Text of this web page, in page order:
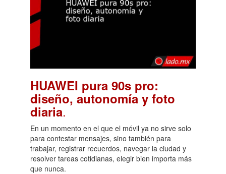
HUAWEI pura 90s pro:
diseño, autonomía y foto
diaria.
En un momento en el que el móvil ya no sirve solo
para contestar mensajes, sino también para
trabajar, registrar recuerdos, navegar la ciudad y
resolver tareas cotidianas, elegir bien importa más
que nunca.